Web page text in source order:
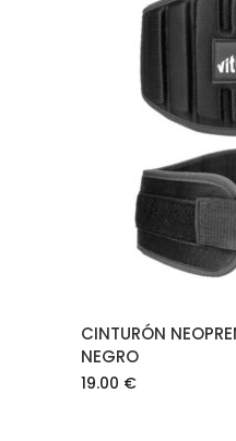
CINTURÓN
NEGRO
19.00 €